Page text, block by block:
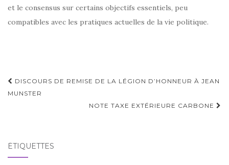
et le consensus sur certains objectifs essentiels, peu
compatibles avec les pratiques actuelles de la vie politique.
Navigation
d'article
DISCOURS DE REMISE DE LA LÉGION D’HONNEUR À JEAN
MUNSTER
NOTE TAXE EXTÉRIEURE CARBONE
ÉTIQUETTES